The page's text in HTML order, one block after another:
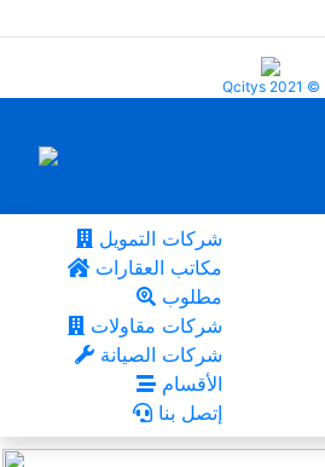
Qcitys 2021 ©
شركات التمويل
مكاتب العقارات
مطلوب
شركات مقاولات
شركات الصيانة
الأقسام
إتصل بنا